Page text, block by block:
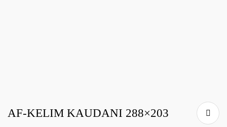
AF-KELIM KAUDANI 288×203